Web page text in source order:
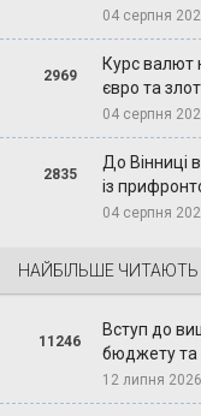
04 серпня
2969
Курс валют
євро та
04 серпня
2835
До Вінниці
із
04 серпня
НАЙБІЛЬШЕ ЧИТАЮТЬ
11246
Вступ до
бюджету та
12 липня 2026